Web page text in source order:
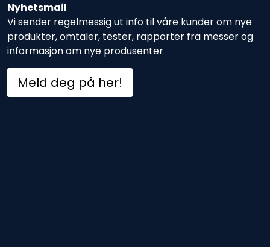
Nyhetsmail
Vi sender regelmessig ut info til våre kunder om nye
produkter, omtaler, tester, rapporter fra messer og
informasjon om nye produsenter
Meld deg på her!